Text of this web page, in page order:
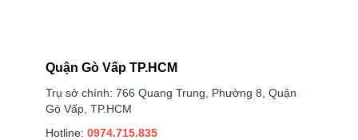
Quận Gò Vấp TP.HCM
Trụ sở chính: 766 Quang Trung, Phường 8, Quận
Gò Vấp, TP.HCM
Hotline: 0974.715.835